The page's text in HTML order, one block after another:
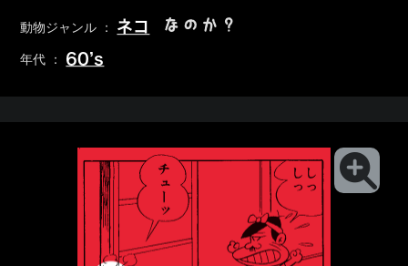
動物ジャンル ： ネコ なのか？
年代 ： 60’s